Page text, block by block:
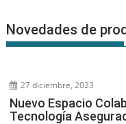
Novedades de
27 diciembre, 2023
Nuevo Espacio
Tecnología